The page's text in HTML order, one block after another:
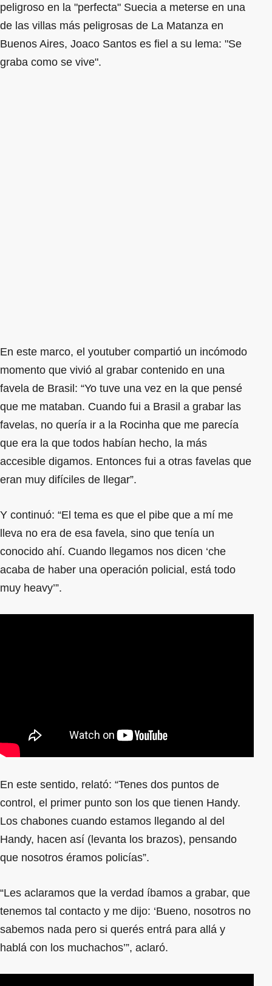
peligroso en la "perfecta" Suecia a meterse en una
de las villas más peligrosas de La Matanza en
Buenos Aires, Joaco Santos es fiel a su lema: "Se
graba como se vive".
En este marco, el youtuber compartió un incómodo
momento que vivió al grabar contenido en una
favela de Brasil: “Yo tuve una vez en la que pensé
que me mataban. Cuando fui a Brasil a grabar las
favelas, no quería ir a la Rocinha que me parecía
que era la que todos habían hecho, la más
accesible digamos. Entonces fui a otras favelas que
eran muy difíciles de llegar”.
Y continuó: “El tema es que el pibe que a mí me
lleva no era de esa favela, sino que tenía un
conocido ahí. Cuando llegamos nos dicen ‘che
acaba de haber una operación policial, está todo
muy heavy’”.
En este sentido, relató: “Tenes dos puntos de
control, el primer punto son los que tienen Handy.
Los chabones cuando estamos llegando al del
Handy, hacen así (levanta los brazos), pensando
que nosotros éramos policías”.
“Les aclaramos que la verdad íbamos a grabar, que
tenemos tal contacto y me dijo: ‘Bueno, nosotros no
sabemos nada pero si querés entrá para allá y
hablá con los muchachos’”, aclaró.